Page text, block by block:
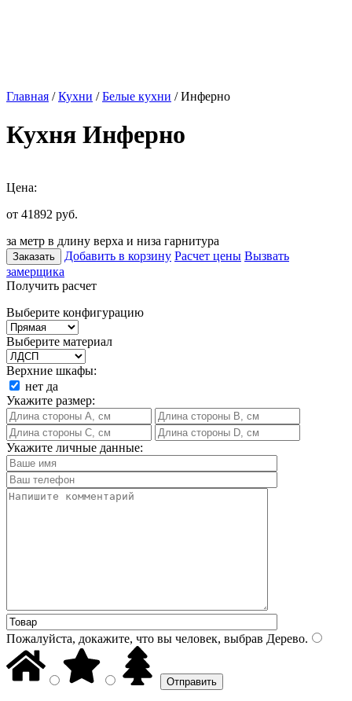
Главная /Кухни /Белые кухни / Инферно
Кухня Инферно
Цена:
от 41892 руб.
за метр в длину верха и низа гарнитура
Заказать Добавить в корзину Расчет цены Вызвать
замерщика
Получить расчет
Выберите конфигурацию
Выберите материал
Верхние шкафы:
нет да
Укажите размер:
Укажите личные данные:
Пожалуйста, докажите, что вы человек, выбрав Дерево.